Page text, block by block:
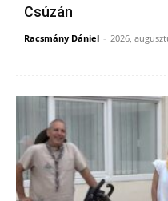
Csúzán
Racsmány Dániel - 2026,